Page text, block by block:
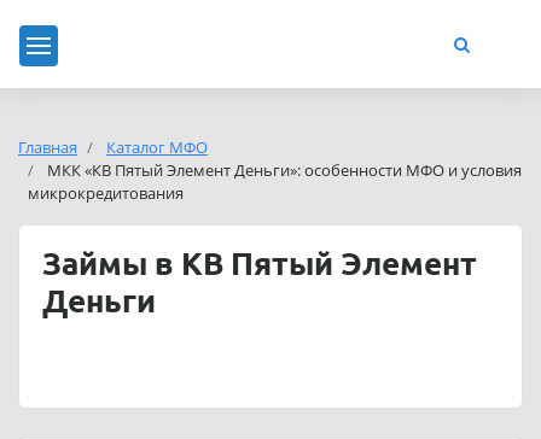
Главная
Каталог МФО
МКК «КВ Пятый Элемент Деньги»: особенности МФО и условия
микрокредитования
Займы в КВ Пятый Элемент
Деньги